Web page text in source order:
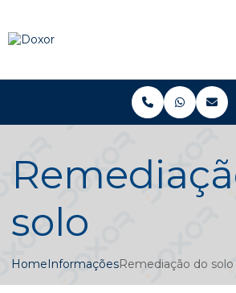
HomeInformaçõesRemediação do solo
solo